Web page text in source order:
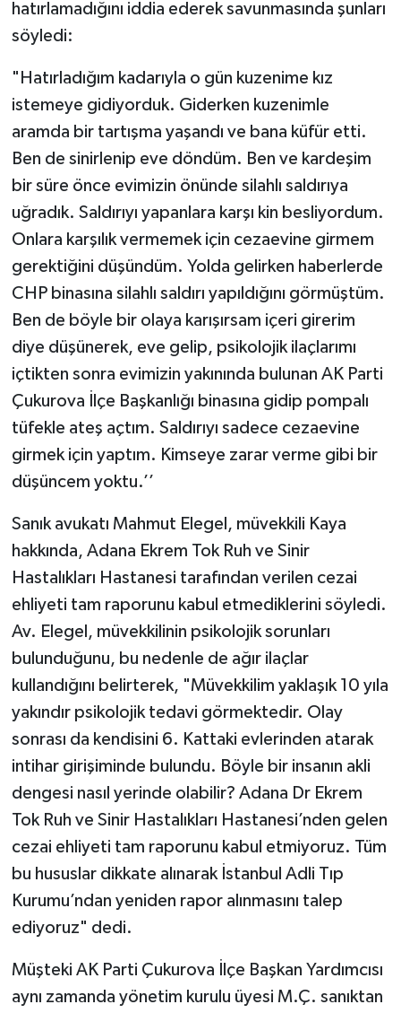
hatırlamadığını iddia ederek savunmasında şunları
söyledi:
"Hatırladığım kadarıyla o gün kuzenime kız
istemeye gidiyorduk. Giderken kuzenimle
aramda bir tartışma yaşandı ve bana küfür etti.
Ben de sinirlenip eve döndüm. Ben ve kardeşim
bir süre önce evimizin önünde silahlı saldırıya
uğradık. Saldırıyı yapanlara karşı kin besliyordum.
Onlara karşılık vermemek için cezaevine girmem
gerektiğini düşündüm. Yolda gelirken haberlerde
CHP binasına silahlı saldırı yapıldığını görmüştüm.
Ben de böyle bir olaya karışırsam içeri girerim
diye düşünerek, eve gelip, psikolojik ilaçlarımı
içtikten sonra evimizin yakınında bulunan AK Parti
Çukurova İlçe Başkanlığı binasına gidip pompalı
tüfekle ateş açtım. Saldırıyı sadece cezaevine
girmek için yaptım. Kimseye zarar verme gibi bir
düşüncem yoktu.’’
Sanık avukatı Mahmut Elegel, müvekkili Kaya
hakkında, Adana Ekrem Tok Ruh ve Sinir
Hastalıkları Hastanesi tarafından verilen cezai
ehliyeti tam raporunu kabul etmediklerini söyledi.
Av. Elegel, müvekkilinin psikolojik sorunları
bulunduğunu, bu nedenle de ağır ilaçlar
kullandığını belirterek, "Müvekkilim yaklaşık 10 yıla
yakındır psikolojik tedavi görmektedir. Olay
sonrası da kendisini 6. Kattaki evlerinden atarak
intihar girişiminde bulundu. Böyle bir insanın akli
dengesi nasıl yerinde olabilir? Adana Dr Ekrem
Tok Ruh ve Sinir Hastalıkları Hastanesi’nden gelen
cezai ehliyeti tam raporunu kabul etmiyoruz. Tüm
bu hususlar dikkate alınarak İstanbul Adli Tıp
Kurumu’ndan yeniden rapor alınmasını talep
ediyoruz" dedi.
Müşteki AK Parti Çukurova İlçe Başkan Yardımcısı
aynı zamanda yönetim kurulu üyesi M.Ç. sanıktan